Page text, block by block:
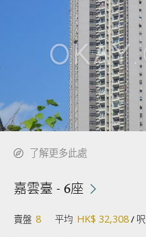
了解更多此處
嘉雲臺 - 6座
賣盤 8 平均 HK$ 32,308/ 呎